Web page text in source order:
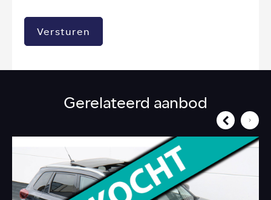
Versturen
Gerelateerd aanbod